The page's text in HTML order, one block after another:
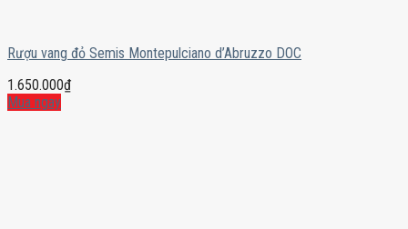
Rượu vang đỏ Semis Montepulciano d’Abruzzo DOC
1.650.000₫
Mua ngay